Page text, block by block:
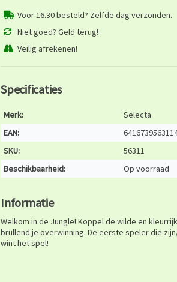
Voor 16.30 besteld? Zelfde dag verzonden.
Niet goed? Geld terug!
Veilig afrekenen!
Specificaties
Merk:
Selecta
EAN:
SKU:
56311
Beschikbaarheid:
Op voorraad
Informatie
Welkom in de Jungle! Koppel de wilde en
brullend je overwinning. De eerste speler die
wint het spel!